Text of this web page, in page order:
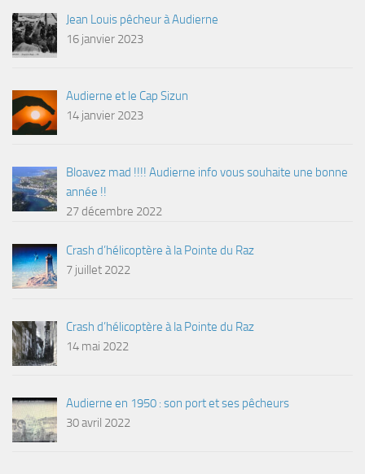
Jean Louis pêcheur à Audierne
16 janvier 2023
Audierne et le Cap Sizun
14 janvier 2023
Bloavez mad !!!! Audierne info vous souhaite une bonne
année !!
27 décembre 2022
Crash d’hélicoptère à la Pointe du Raz
7 juillet 2022
Crash d’hélicoptère à la Pointe du Raz
14 mai 2022
Audierne en 1950 : son port et ses pêcheurs
30 avril 2022